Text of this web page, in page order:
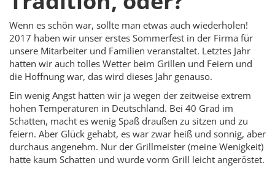
Wenn es schön war, sollte man etwas auch wiederholen!
2017 haben wir unser erstes Sommerfest in der Firma für
unsere Mitarbeiter und Familien veranstaltet. Letztes Jahr
hatten wir auch tolles Wetter beim Grillen und Feiern und
die Hoffnung war, das wird dieses Jahr genauso.
Ein wenig Angst hatten wir ja wegen der zeitweise extrem
hohen Temperaturen in Deutschland. Bei 40 Grad im
Schatten, macht es wenig Spaß draußen zu sitzen und zu
feiern. Aber Glück gehabt, es war zwar heiß und sonnig, aber
durchaus angenehm. Nur der Grillmeister (meine Wenigkeit)
hatte kaum Schatten und wurde vorm Grill leicht angeröstet.